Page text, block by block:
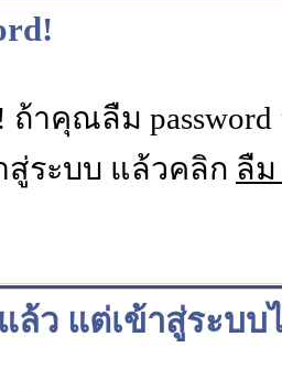
ถ้าคุณลืม
สู่ระบบ แล้วคลิก ลืม
ว แต่เข้าสู่ระบบ